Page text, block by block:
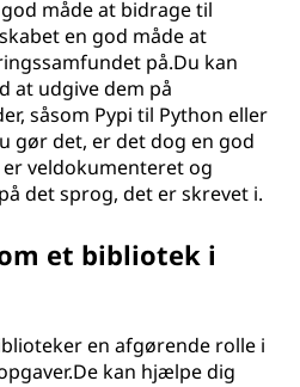
måde at bidrage til
en god måde at
på.Du kan
at udgive dem på
såsom Pypi til Python eller
gør det, er det dog en god
veldokumenteret og
det sprog, det er skrevet i.
et bibliotek i
en afgørende rolle i
kan hjælpe dig